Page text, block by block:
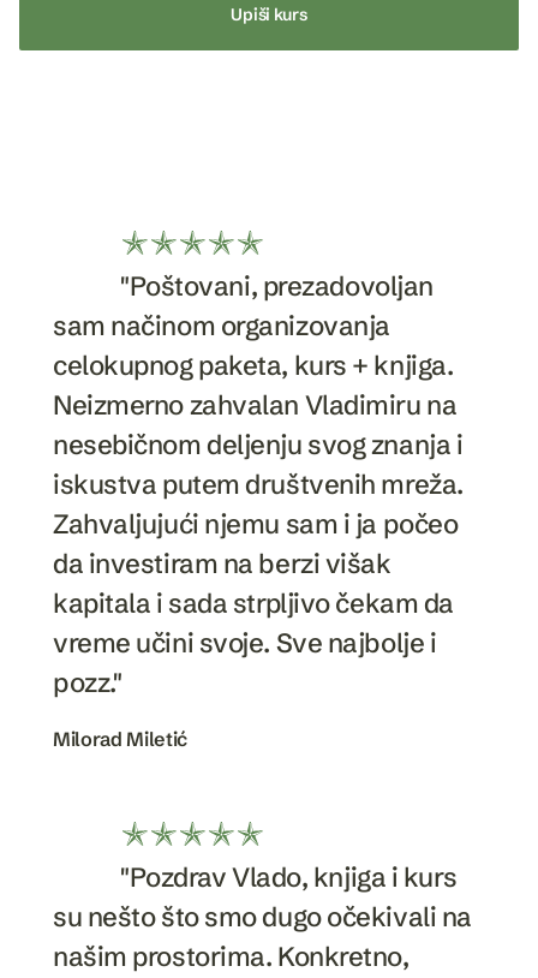
Upiši kurs
"Poštovani, prezadovoljan
sam načinom organizovanja
celokupnog paketa, kurs + knjiga.
Neizmerno zahvalan Vladimiru na
nesebičnom deljenju svog znanja i
iskustva putem društvenih mreža.
Zahvaljujući njemu sam i ja počeo
da investiram na berzi višak
kapitala i sada strpljivo čekam da
vreme učini svoje. Sve najbolje i
pozz."
Milorad Miletić
"Pozdrav Vlado, knjiga i kurs
su nešto što smo dugo očekivali na
našim prostorima. Konkretno,